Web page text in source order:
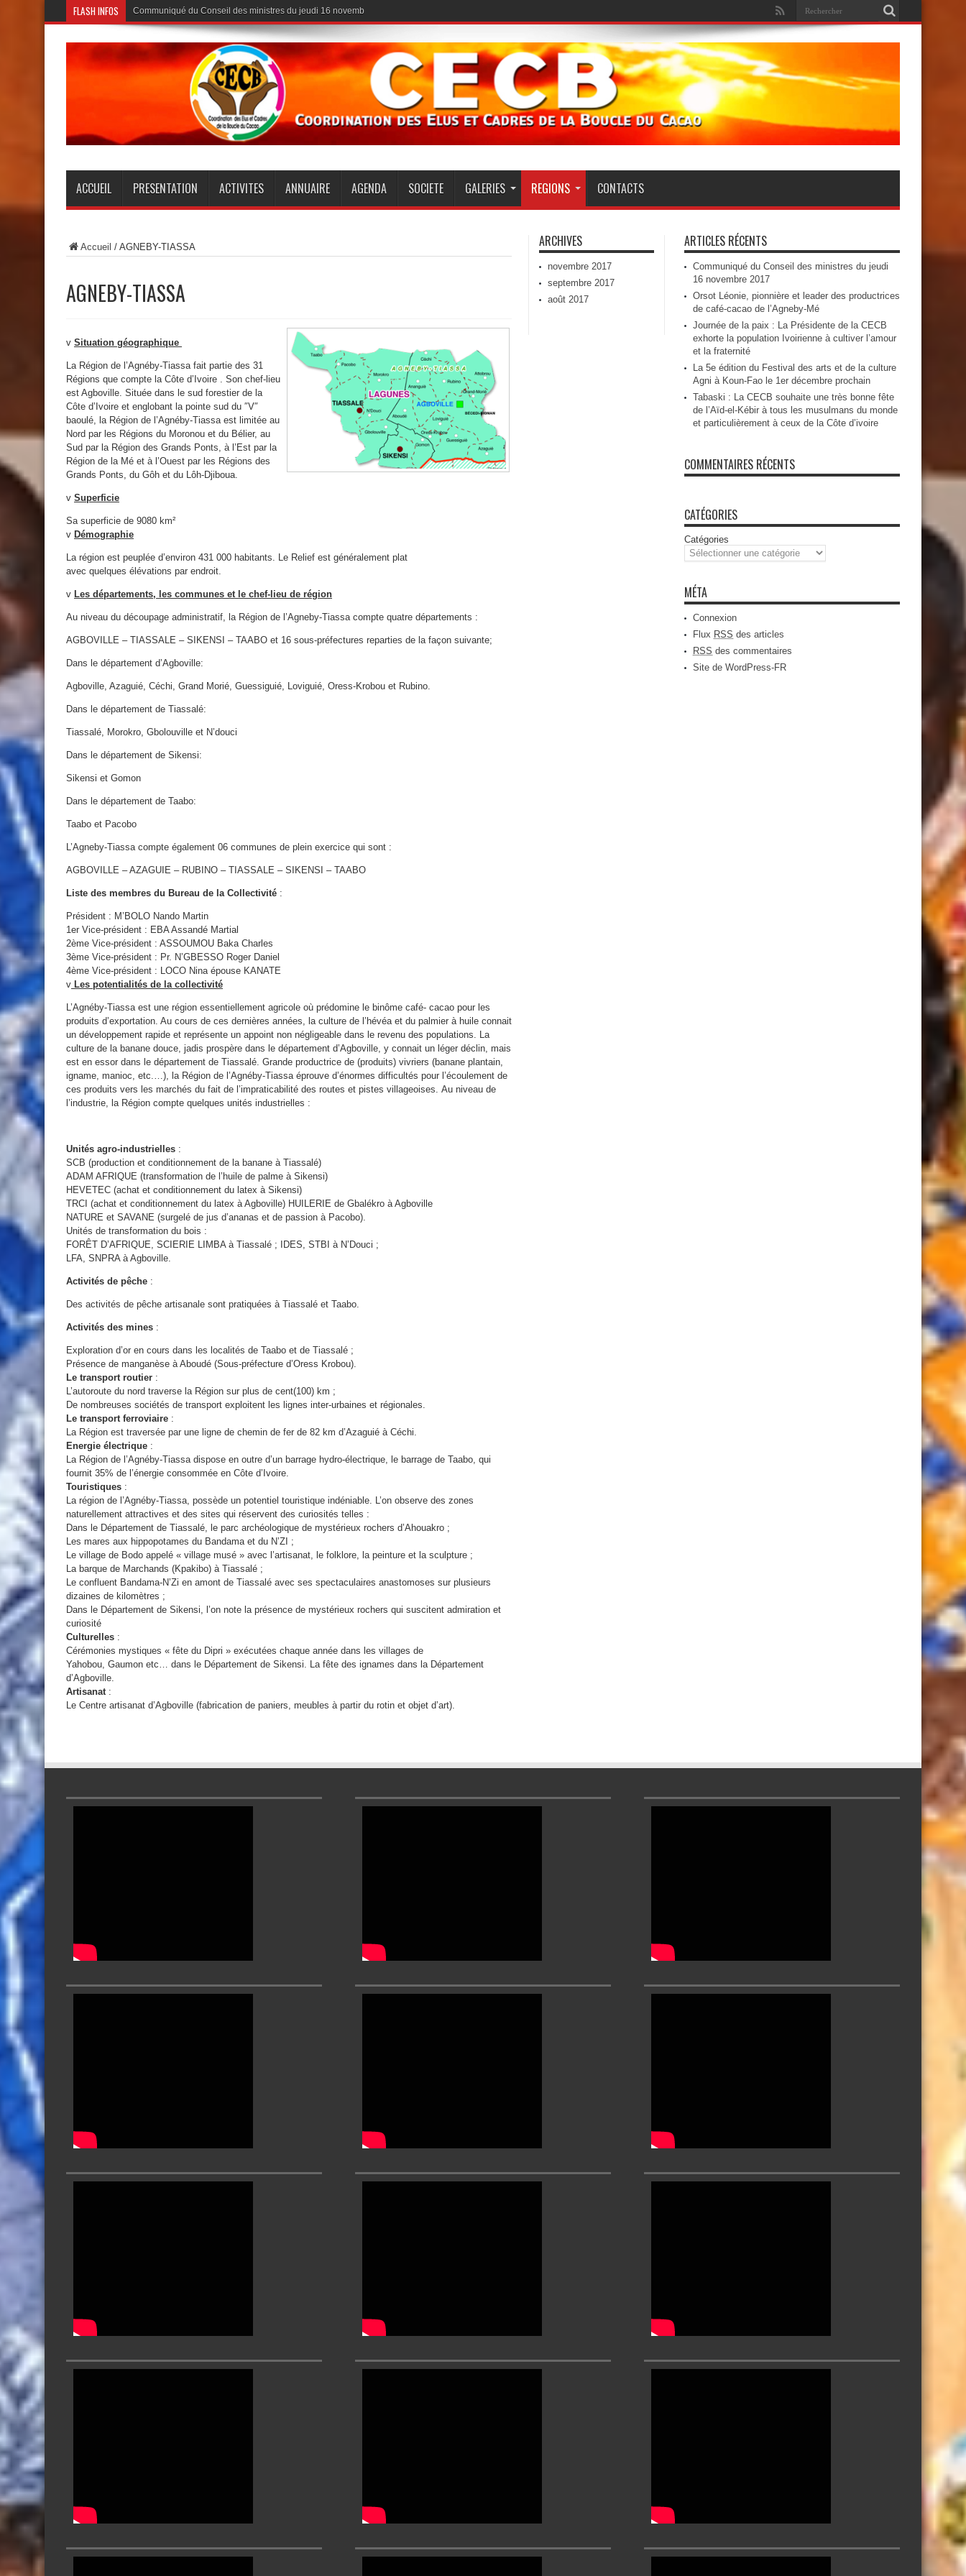
FLASH INFOS Communiqué du Conseil des ministres du jeudi 16 novembre 2017
ACCUEIL PRESENTATION ACTIVITES ANNUAIRE AGENDA SOCIETE GALERIES REGIONS CONTACTS
Accueil / AGNEBY-TIASSA
AGNEBY-TIASSA
v Situation géographique
La Région de l’Agnéby-Tiassa fait partie des 31
Régions que compte la Côte d’Ivoire . Son chef-lieu
est Agboville. Située dans le sud forestier de la
Côte d’Ivoire et englobant la pointe sud du ″V″
baoulé, la Région de l’Agnéby-Tiassa est limitée au
Nord par les Régions du Moronou et du Bélier, au
Sud par la Région des Grands Ponts, à l’Est par la
Région de la Mé et à l’Ouest par les Régions des
Grands Ponts, du Gôh et du Lôh-Djiboua.
v Superficie
Sa superficie de 9080 km²
v Démographie
La région est peuplée d’environ 431 000 habitants. Le Relief est généralement plat
avec quelques élévations par endroit.
v Les départements, les communes et le chef-lieu de région
Au niveau du découpage administratif, la Région de l’Agneby-Tiassa compte quatre départements :
AGBOVILLE – TIASSALE – SIKENSI – TAABO et 16 sous-préfectures reparties de la façon suivante;
Dans le département d’Agboville:
Agboville, Azaguié, Céchi, Grand Morié, Guessiguié, Loviguié, Oress-Krobou et Rubino.
Dans le département de Tiassalé:
Tiassalé, Morokro, Gbolouville et N’douci
Dans le département de Sikensi:
Sikensi et Gomon
Dans le département de Taabo:
Taabo et Pacobo
L’Agneby-Tiassa compte également 06 communes de plein exercice qui sont :
AGBOVILLE – AZAGUIE – RUBINO – TIASSALE – SIKENSI – TAABO
Liste des membres du Bureau de la Collectivité :
Président : M’BOLO Nando Martin
1er Vice-président : EBA Assandé Martial
2ème Vice-président : ASSOUMOU Baka Charles
3ème Vice-président : Pr. N’GBESSO Roger Daniel
4ème Vice-président : LOCO Nina épouse KANATE
v Les potentialités de la collectivité
L’Agnéby-Tiassa est une région essentiellement agricole où prédomine le binôme café- cacao pour les
produits d’exportation. Au cours de ces dernières années, la culture de l’hévéa et du palmier à huile connait
un développement rapide et représente un appoint non négligeable dans le revenu des populations. La
culture de la banane douce, jadis prospère dans le département d’Agboville, y connait un léger déclin, mais
est en essor dans le département de Tiassalé. Grande productrice de (produits) vivriers (banane plantain,
igname, manioc, etc.…), la Région de l’Agnéby-Tiassa éprouve d’énormes difficultés pour l’écoulement de
ces produits vers les marchés du fait de l’impraticabilité des routes et pistes villageoises. Au niveau de
l’industrie, la Région compte quelques unités industrielles :
Unités agro-industrielles :
SCB (production et conditionnement de la banane à Tiassalé)
ADAM AFRIQUE (transformation de l’huile de palme à Sikensi)
HEVETEC (achat et conditionnement du latex à Sikensi)
TRCI (achat et conditionnement du latex à Agboville) HUILERIE de Gbalékro à Agboville
NATURE et SAVANE (surgelé de jus d’ananas et de passion à Pacobo).
Unités de transformation du bois :
FORÊT D’AFRIQUE, SCIERIE LIMBA à Tiassalé ; IDES, STBI à N’Douci ;
LFA, SNPRA à Agboville.
Activités de pêche :
Des activités de pêche artisanale sont pratiquées à Tiassalé et Taabo.
Activités des mines :
Exploration d’or en cours dans les localités de Taabo et de Tiassalé ;
Présence de manganèse à Aboudé (Sous-préfecture d’Oress Krobou).
Le transport routier :
L’autoroute du nord traverse la Région sur plus de cent(100) km ;
De nombreuses sociétés de transport exploitent les lignes inter-urbaines et régionales.
Le transport ferroviaire :
La Région est traversée par une ligne de chemin de fer de 82 km d’Azaguié à Céchi.
Energie électrique :
La Région de l’Agnéby-Tiassa dispose en outre d’un barrage hydro-électrique, le barrage de Taabo, qui
fournit 35% de l’énergie consommée en Côte d’Ivoire.
Touristiques :
La région de l’Agnéby-Tiassa, possède un potentiel touristique indéniable. L’on observe des zones
naturellement attractives et des sites qui réservent des curiosités telles :
Dans le Département de Tiassalé, le parc archéologique de mystérieux rochers d’Ahouakro ;
Les mares aux hippopotames du Bandama et du N’ZI ;
Le village de Bodo appelé « village musé » avec l’artisanat, le folklore, la peinture et la sculpture ;
La barque de Marchands (Kpakibo) à Tiassalé ;
Le confluent Bandama-N’Zi en amont de Tiassalé avec ses spectaculaires anastomoses sur plusieurs
dizaines de kilomètres ;
Dans le Département de Sikensi, l’on note la présence de mystérieux rochers qui suscitent admiration et
curiosité
Culturelles :
Cérémonies mystiques « fête du Dipri » exécutées chaque année dans les villages de
Yahobou, Gaumon etc… dans le Département de Sikensi. La fête des ignames dans la Département
d’Agboville.
Artisanat:
Le Centre artisanat d’Agboville (fabrication de paniers, meubles à partir du rotin et objet d’art).
ARCHIVES
novembre 2017
septembre 2017
août 2017
ARTICLES RÉCENTS
Communiqué du Conseil des ministres du jeudi
16 novembre 2017
Orsot Léonie, pionnière et leader des productrices
de café-cacao de l’Agneby-Mé
Journée de la paix : La Présidente de la CECB
exhorte la population Ivoirienne à cultiver l’amour
et la fraternité
La 5e édition du Festival des arts et de la culture
Agni à Koun-Fao le 1er décembre prochain
Tabaski : La CECB souhaite une très bonne fête
de l’Aïd-el-Kébir à tous les musulmans du monde
et particulièrement à ceux de la Côte d’ivoire
COMMENTAIRES RÉCENTS
CATÉGORIES
Catégories
MÉTA
Connexion
Flux RSS des articles
RSS des commentaires
Site de WordPress-FR